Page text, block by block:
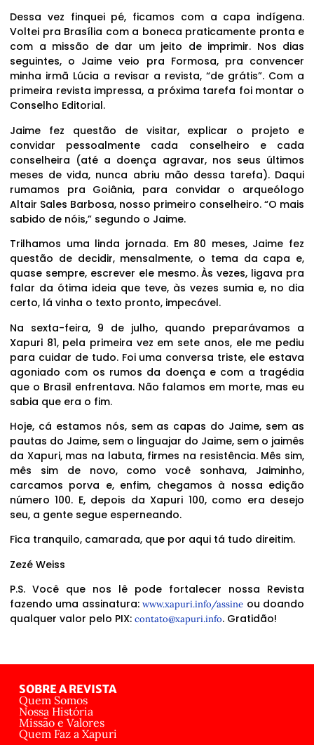
Dessa vez finquei pé, ficamos com a capa indígena.
Voltei pra Brasília com a boneca praticamente pronta e
com a missão de dar um jeito de imprimir. Nos dias
seguintes, o Jaime veio pra Formosa, pra convencer
minha irmã Lúcia a revisar a revista, “de grátis”. Com a
primeira revista impressa, a próxima tarefa foi montar o
Conselho Editorial.
Jaime fez questão de visitar, explicar o projeto e
convidar pessoalmente cada conselheiro e cada
conselheira (até a doença agravar, nos seus últimos
meses de vida, nunca abriu mão dessa tarefa). Daqui
rumamos pra Goiânia, para convidar o arqueólogo
Altair Sales Barbosa, nosso primeiro conselheiro. “O mais
sabido de nóis,” segundo o Jaime.
Trilhamos uma linda jornada. Em 80 meses, Jaime fez
questão de decidir, mensalmente, o tema da capa e,
quase sempre, escrever ele mesmo. Às vezes, ligava pra
falar da ótima ideia que teve, às vezes sumia e, no dia
certo, lá vinha o texto pronto, impecável.
Na sexta-feira, 9 de julho, quando preparávamos a
Xapuri 81, pela primeira vez em sete anos, ele me pediu
para cuidar de tudo. Foi uma conversa triste, ele estava
agoniado com os rumos da doença e com a tragédia
que o Brasil enfrentava. Não falamos em morte, mas eu
sabia que era o fim.
Hoje, cá estamos nós, sem as capas do Jaime, sem as
pautas do Jaime, sem o linguajar do Jaime, sem o jaimês
da Xapuri, mas na labuta, firmes na resistência. Mês sim,
mês sim de novo, como você sonhava, Jaiminho,
carcamos porva e, enfim, chegamos à nossa edição
número 100. E, depois da Xapuri 100, como era desejo
seu, a gente segue esperneando.
Fica tranquilo, camarada, que por aqui tá tudo direitim.
Zezé Weiss
P.S. Você que nos lê pode fortalecer nossa Revista
fazendo uma assinatura:www.xapuri.info/assine ou doando
qualquer valor pelo PIX: contato@xapuri.info. Gratidão!
SOBRE A REVISTA
Quem Somos
Nossa História
Missão e Valores
Quem Faz a Xapuri